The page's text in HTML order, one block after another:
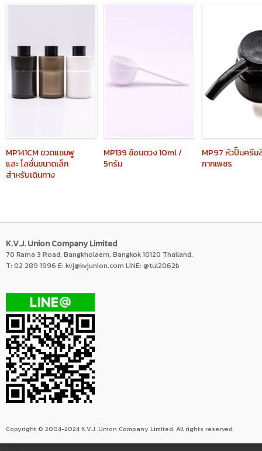
MP141CM ขวดแชมพู
และ โลชั่นขนาดเล็ก
สำหรับเดินทาง
MP139 ช้อนตวง 10ml /
5กรัม
MP97 หัวปั๊มครีม
กากเพชร
K.V.J. Union Company Limited
70 Rama 3 Road, Bangkholaem, Bangkok 10120 Thailand.
T: 02 289 1996 E: kvj@kvjunion.com LINE: @tul2062b
Copyright © 2004-2024 K.V.J. Union Company Limited. All rights reserved.